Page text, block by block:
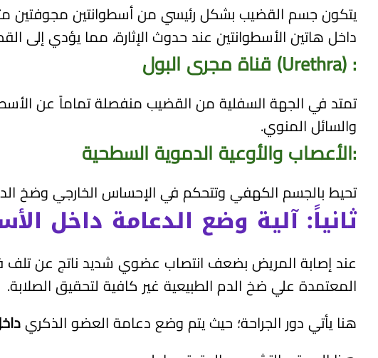
يتكون جسم القضيب بشكل رئيسي من أسطوانتين مجوفتين
داخل هاتين الأسطوانتين عند حدوث الإثارة، مما يؤدي إلى
:
(Urethra) قناة مجرى البول
تمتد في الجهة السفلية من القضيب منفصلة تماماً عن
والسائل المنوي.
:الأعصاب والأوعية الدموية السطحية
تحيط بالجسم الكهفي وتتحكم في الإحساس الخارجي وضخ
ثانياً: آلية وضع الدعامة داخل
عند إصابة المريض بضعف انتصاب عضوي شديد ناتج عن تلف في
المعتمدة علي ضخ الدم الطبيعية غير كافية لتحقيق الصلابة.
هنا يأتي دور الجراحة؛ حيث يتم وضع دعامة العضو الذكري